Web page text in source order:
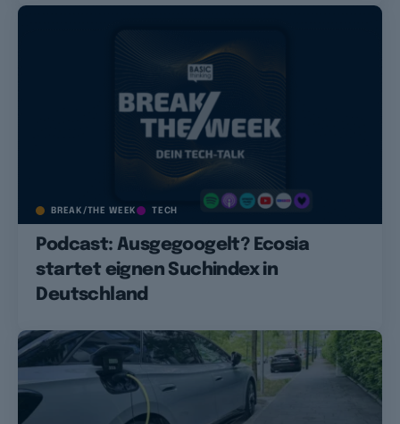
BREAK/THE WEEK TECH
Podcast: Ausgegoogelt? Ecosia
startet eignen Suchindex in
Deutschland